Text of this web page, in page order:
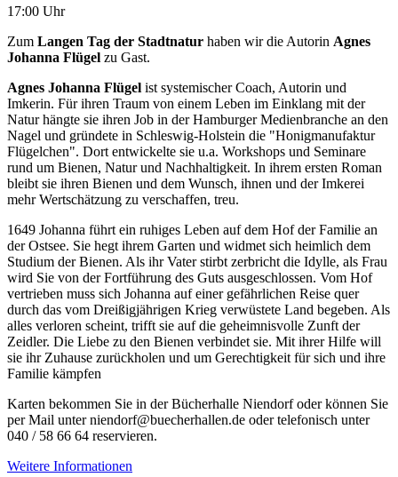
17:00 Uhr
Zum Langen Tag der Stadtnatur haben wir die Autorin Agnes
Johanna Flügel zu Gast.
Agnes Johanna Flügel ist systemischer Coach, Autorin und
Imkerin. Für ihren Traum von einem Leben im Einklang mit der
Natur hängte sie ihren Job in der Hamburger Medienbranche an den
Nagel und gründete in Schleswig-Holstein die "Honigmanufaktur
Flügelchen". Dort entwickelte sie u.a. Workshops und Seminare
rund um Bienen, Natur und Nachhaltigkeit. In ihrem ersten Roman
bleibt sie ihren Bienen und dem Wunsch, ihnen und der Imkerei
mehr Wertschätzung zu verschaffen, treu.
1649 Johanna führt ein ruhiges Leben auf dem Hof der Familie an
der Ostsee. Sie hegt ihrem Garten und widmet sich heimlich dem
Studium der Bienen. Als ihr Vater stirbt zerbricht die Idylle, als Frau
wird Sie von der Fortführung des Guts ausgeschlossen. Vom Hof
vertrieben muss sich Johanna auf einer gefährlichen Reise quer
durch das vom Dreißigjährigen Krieg verwüstete Land begeben. Als
alles verloren scheint, trifft sie auf die geheimnisvolle Zunft der
Zeidler. Die Liebe zu den Bienen verbindet sie. Mit ihrer Hilfe will
sie ihr Zuhause zurückholen und um Gerechtigkeit für sich und ihre
Familie kämpfen
Karten bekommen Sie in der Bücherhalle Niendorf oder können Sie
per Mail unter niendorf@buecherhallen.de oder telefonisch unter
040 / 58 66 64 reservieren.
Weitere Informationen